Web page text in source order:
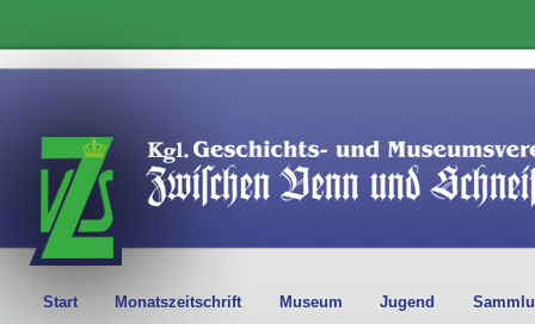
Start Monatszeitschrift Museum Jugend